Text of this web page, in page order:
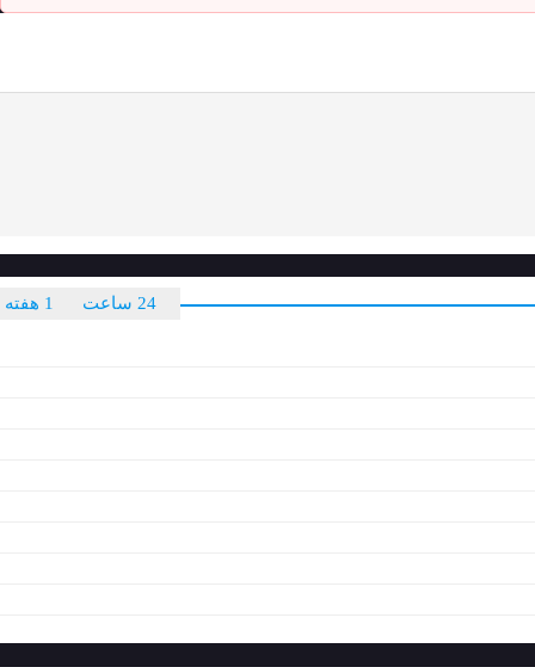
1 هفته 24 ساعت